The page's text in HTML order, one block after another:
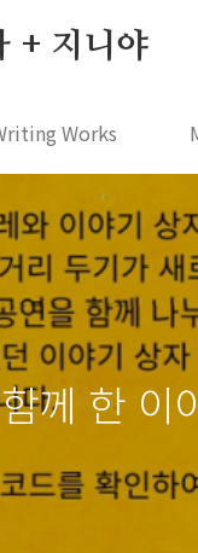
+ 지니야
Works
께 한 이